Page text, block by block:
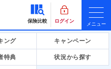
保険比較 ログイン
メニュー
ング キャンペーン
特典 状況から探す